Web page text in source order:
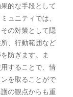
的な手段として
ュニティでは、
の対策として隠
、行動範囲など
防ぎます。ま
することで、情
を取ることがで
の観点からも重